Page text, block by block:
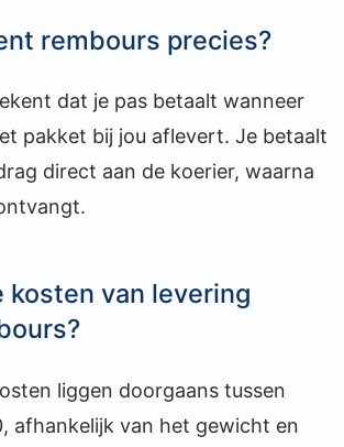
rembours precies?
dat je pas betaalt wanneer
pakket bij jou aflevert. Je betaalt
direct aan de koerier, waarna
kosten van levering
liggen doorgaans tussen
afhankelijk van het gewicht en